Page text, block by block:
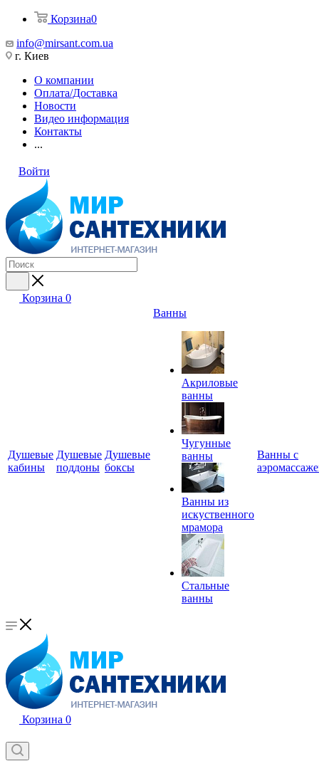
Корзина0
info@mirsant.com.ua
г. Киев
О компании
Оплата/Доставка
Новости
Видео информация
Контакты
...
Войти
Корзина 0
Душевые
кабины
Душевые
поддоны
Душевые
боксы
Ванны
Акриловые
ванны
Чугунные
ванны
Ванны из
искуственного
мрамора
Стальные
ванны
Ванны с
Корзина 0